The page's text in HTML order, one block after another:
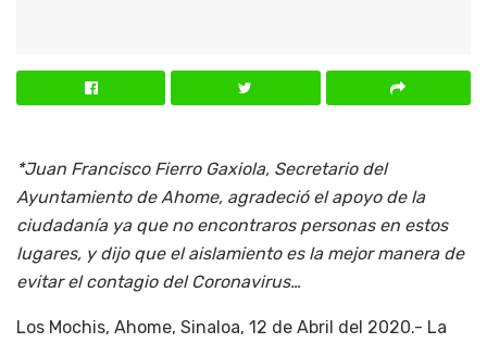
*Juan Francisco Fierro Gaxiola, Secretario del
Ayuntamiento de Ahome, agradeció el apoyo de la
ciudadanía ya que no encontraros personas en estos
lugares, y dijo que el aislamiento es la mejor manera de
evitar el contagio del Coronavirus…
Los Mochis, Ahome, Sinaloa, 12 de Abril del 2020.- La